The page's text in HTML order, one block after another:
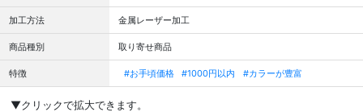
加工方法 金属レーザー加工
商品種別 取り寄せ商品
特徴 #お手頃価格 #1000円以内 #カラーが豊富
▼クリックで拡大できます。